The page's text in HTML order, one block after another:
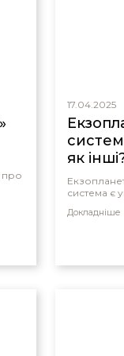
про
17.04.2025
як
система є
Докладніше